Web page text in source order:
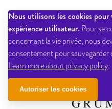
Nous utilisons les cookies
expérience utilisateur. Pour se
concernant la vie privée, nous
consentement pour
Learn more about privacy policy.
Autoriser les cookies
VOIR